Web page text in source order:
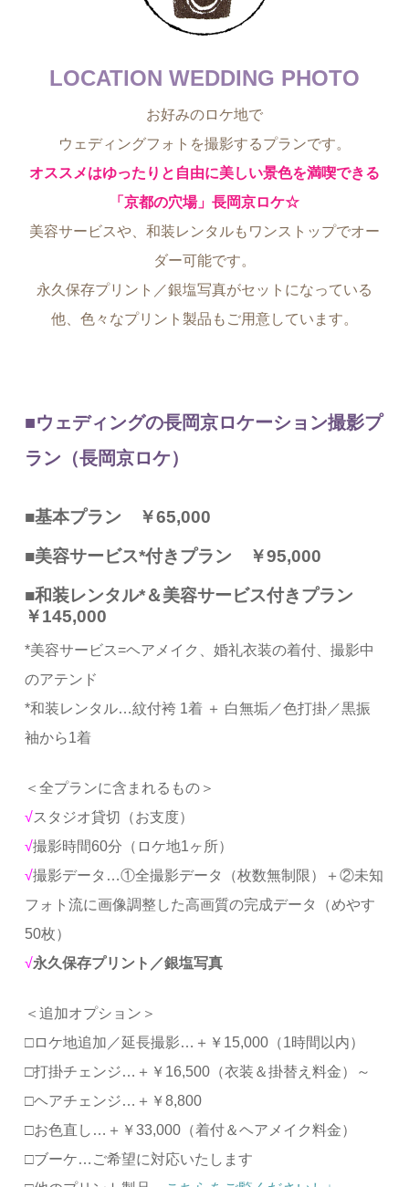
LOCATION WEDDING PHOTO
お好みのロケ地で
ウェディングフォトを撮影するプランです。
オススメはゆったりと自由に美しい景色を満喫できる
「京都の穴場」長岡京ロケ☆
美容サービスや、和装レンタルもワンストップでオー
ダー可能です。
永久保存プリント／銀塩写真がセットになっている
他、色々なプリント製品もご用意しています。
■ウェディングの長岡京ロケーション撮影プ
ラン（長岡京ロケ）
■基本プラン ￥65,000
■美容サービス*付きプラン ￥95,000
■和装レンタル*＆美容サービス付きプラン
￥145,000
*美容サービス=ヘアメイク、婚礼衣装の着付、撮影中
のアテンド
*和装レンタル…紋付袴 1着 ＋ 白無垢／色打掛／黒振
袖から1着
＜全プランに含まれるもの＞
√スタジオ貸切（お支度）
√撮影時間60分（ロケ地1ヶ所）
√撮影データ…①全撮影データ（枚数無制限）＋②未知
フォト流に画像調整した高画質の完成データ（めやす
50枚）
√永久保存プリント／銀塩写真
＜追加オプション＞
□ロケ地追加／延長撮影…＋￥15,000（1時間以内）
□打掛チェンジ…＋￥16,500（衣装＆掛替え料金）～
□ヘアチェンジ…＋￥8,800
□お色直し…＋￥33,000（着付＆ヘアメイク料金）
□ブーケ…ご希望に対応いたします